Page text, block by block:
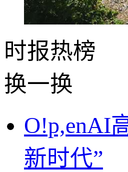
时报热榜
换一换
O!p,enAI
新时代”